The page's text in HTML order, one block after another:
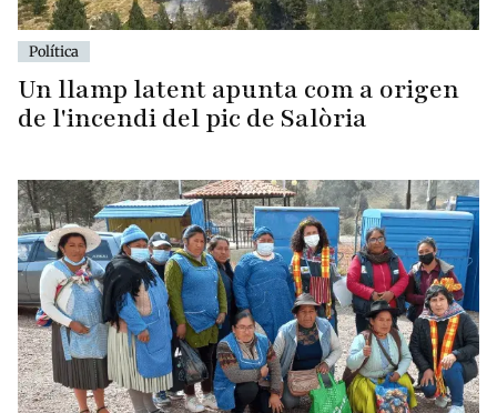
Política
Un llamp latent apunta com a origen
de l'incendi del pic de Salòria